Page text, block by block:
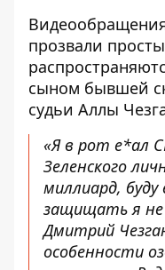
прозвали
сыном бывшей
судьи Аллы
«Я в рот е*ал
Зеленского
миллиард,
защищать я не
Дмитрий
особенности